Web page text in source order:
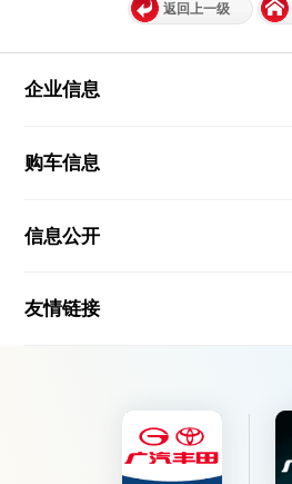
返回上一级
企业信息
购车信息
信息公开
友情链接